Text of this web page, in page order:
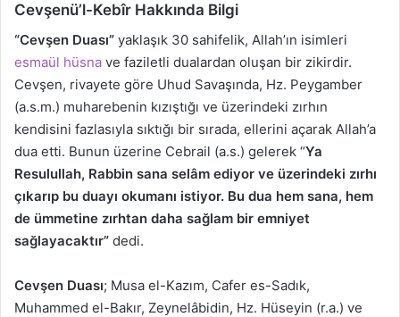
Cevşenü’l-Kebîr Hakkında Bilgi
“Cevşen Duası” yaklaşık 30 sahifelik, Allah’ın isimleri
esmaül hüsna ve faziletli dualardan oluşan bir zikirdir.
Cevşen, rivayete göre Uhud Savaşında, Hz. Peygamber
(a.s.m.) muharebenin kızıştığı ve üzerindeki zırhın
kendisini fazlasıyla sıktığı bir sırada, ellerini açarak Allah’a
dua etti. Bunun üzerine Cebrail (a.s.) gelerek “Ya
Resulullah, Rabbin sana selâm ediyor ve üzerindeki zırhı
çıkarıp bu duayı okumanı istiyor. Bu dua hem sana, hem
de ümmetine zırhtan daha sağlam bir emniyet
sağlayacaktır” dedi.
Cevşen Duası; Musa el-Kazım, Cafer es-Sadık,
Muhammed el-Bakır, Zeynelâbidin, Hz. Hüseyin (r.a.) ve